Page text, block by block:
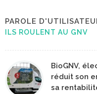
PAROLE
ILS ROULENT AU GNV
BioGNV,
réduit son
sa